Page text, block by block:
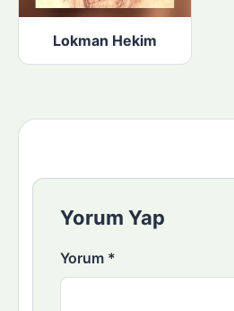
Lokman Hekim
Yorum Yap
Yorum *